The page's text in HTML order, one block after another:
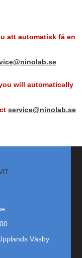
att automatisk få en
will automatically
service@ninolab.se
Väsby